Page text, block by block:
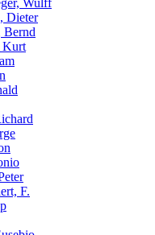
Dieter
Bernd
Kurt
F.